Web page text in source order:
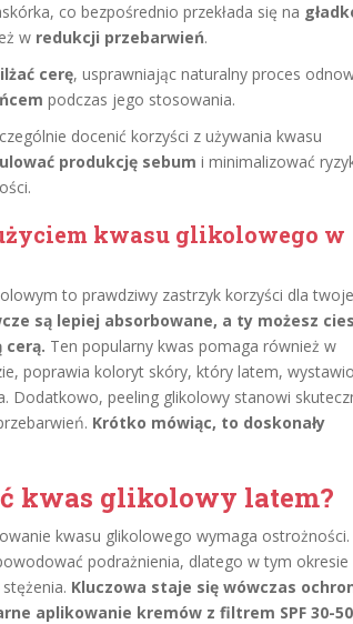
co bezpośrednio przekłada się na
w redukcji przebarwień.
cerę, usprawniając naturalny proces
podczas jego stosowania.
docenić korzyści z używania kwasu
produkcję sebum i minimalizować
kwasu glikolowego w
to prawdziwy zastrzyk korzyści dla
są lepiej absorbowane, a ty możesz
cerą. Ten popularny kwas pomaga również w
poprawia koloryt skóry, który latem,
Dodatkowo, peeling glikolowy stanowi
Krótko mówiąc, to doskonały
kwas glikolowy latem?
kwasu glikolowego wymaga ostrożności.
podrażnienia, dlatego w tym okresie
Kluczowa staje się wówczas
aplikowanie kremów z filtrem SPF 30-